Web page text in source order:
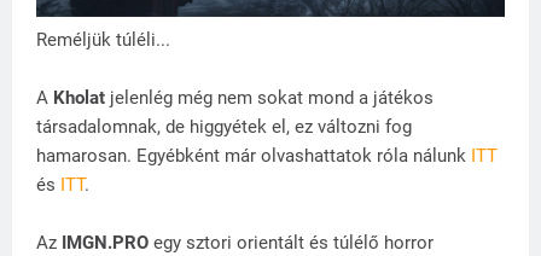
Reméljük túléli...
A Kholat jelenlég még nem sokat mond a játékos
társadalomnak, de higgyétek el, ez változni fog
hamarosan. Egyébként már olvashattatok róla nálunk ITT
és ITT.
Az IMGN.PRO egy sztori orientált és túlélő horror